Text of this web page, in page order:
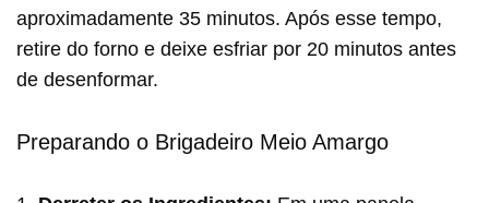
aproximadamente 35 minutos. Após esse tempo,
retire do forno e deixe esfriar por 20 minutos antes
de desenformar.
Preparando o Brigadeiro Meio Amargo